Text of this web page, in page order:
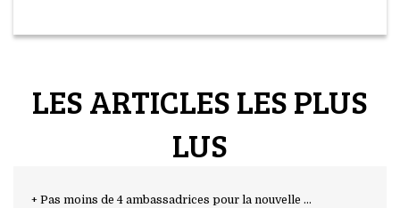
LES ARTICLES LES PLUS
LUS
+ Pas moins de 4 ambassadrices pour la nouvelle ...